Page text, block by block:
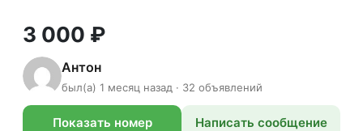
3 000 ₽
Антон
был(а) 1 месяц назад · 32 объявлений
Показать номер Написать сообщение